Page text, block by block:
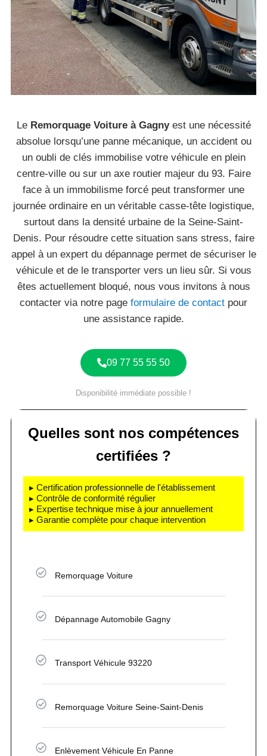
Le Remorquage Voiture à Gagnyest une nécessité
absolue lorsqu’une panne mécanique, un accident ou
un oubli de clés immobilise votre véhicule en plein
centre-ville ou sur un axe routier majeur du 93. Faire
face à un immobilisme forcé peut transformer une
journée ordinaire en un véritable casse-tête logistique,
surtout dans la densité urbaine de la Seine-Saint-
Denis. Pour résoudre cette situation sans stress, faire
appel à un expert du dépannage permet de sécuriser le
véhicule et de le transporter vers un lieu sûr. Si vous
êtes actuellement bloqué, nous vous invitons à nous
contacter via notre page formulaire de contact pour
une assistance rapide.
09 77 55 55 50
Disponibilité immédiate possible !
Quelles sont nos compétences
certifiées ?
▸ Certification professionnelle de l'établissement
▸ Contrôle de conformité régulier
▸ Expertise technique mise à jour annuellement
▸ Garantie complète pour chaque intervention
Remorquage Voiture
Dépannage Automobile Gagny
Transport Véhicule 93220
Remorquage Voiture Seine-Saint-Denis
Enlèvement Véhicule En Panne